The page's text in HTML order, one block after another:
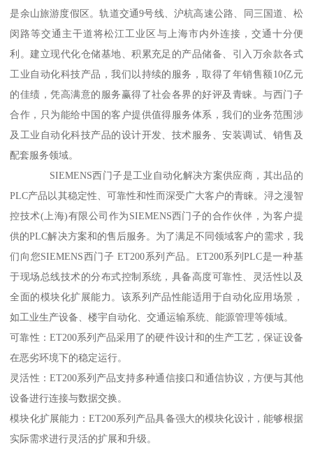
是余山旅游度假区。轨道交通9号线、沪杭高速公路、同三国道、松
闵路等交通主干道将松江工业区与上海市内外连接，交通十分便
利。建立现代化仓储基地、积累充足的产品储备、引入万余款各式
工业自动化科技产品，我们以持续的服务，取得了年销售额10亿元
的佳绩，凭高满意的服务赢得了社会各界的好评及青睐。与西门子
合作，只为能给中国的客户提供值得服务体系，我们的业务范围涉
及工业自动化科技产品的设计开发、技术服务、安装调试、销售及
配套服务领域。
SIEMENS西门子是工业自动化解决方案供应商，其出品的
PLC产品以其稳定性、可靠性和性而深受广大客户的青睐。浔之漫智
控技术(上海)有限公司作为SIEMENS西门子的合作伙伴，为客户提
供的PLC解决方案和的售后服务。为了满足不同领域客户的需求，我
们向您SIEMENS西门子 ET200系列产品。ET200系列PLC是一种基
于现场总线技术的分布式控制系统，具备高度可靠性、灵活性以及
全面的模块化扩展能力。该系列产品性能适用于自动化应用场景，
如工业生产设备、楼宇自动化、交通运输系统、能源管理等领域。
可靠性：ET200系列产品采用了的硬件设计和的生产工艺，保证设备
在恶劣环境下的稳定运行。
灵活性：ET200系列产品支持多种通信接口和通信协议，方便与其他
设备进行连接与数据交换。
模块化扩展能力：ET200系列产品具备强大的模块化设计，能够根据
实际需求进行灵活的扩展和升级。